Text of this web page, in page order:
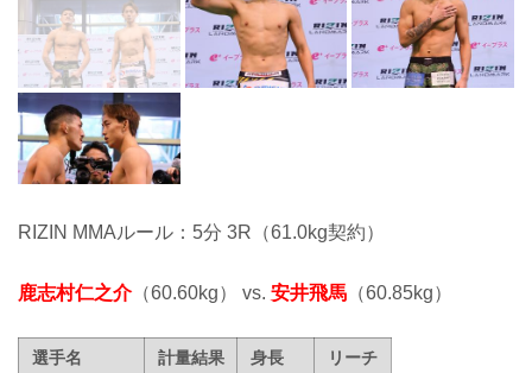
RIZIN MMAルール：5分 3R（61.0kg契約）
鹿志村仁之介（60.60kg） vs. 安井飛馬 （60.85kg）
選手名 計量結果 身長
リーチ